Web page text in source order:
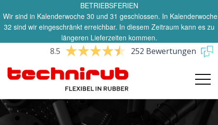
BETRIEBSFERIEN
Wir sind in Kalenderwoche 30 und 31 geschlossen. In Kalenderwoche
32 sind wir eingeschränkt erreichbar. In diesem Zeitraum kann es zu
längeren Lieferzeiten kommen.
8.5 252 Bewertungen